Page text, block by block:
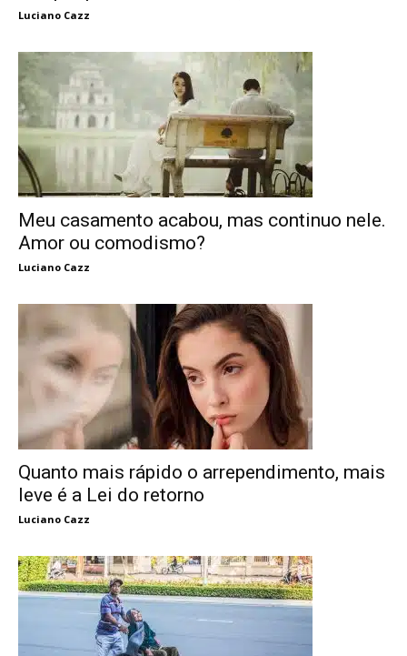
Luciano Cazz
Meu casamento acabou, mas continuo nele.
Amor ou comodismo?
Luciano Cazz
Quanto mais rápido o arrependimento, mais
leve é a Lei do retorno
Luciano Cazz